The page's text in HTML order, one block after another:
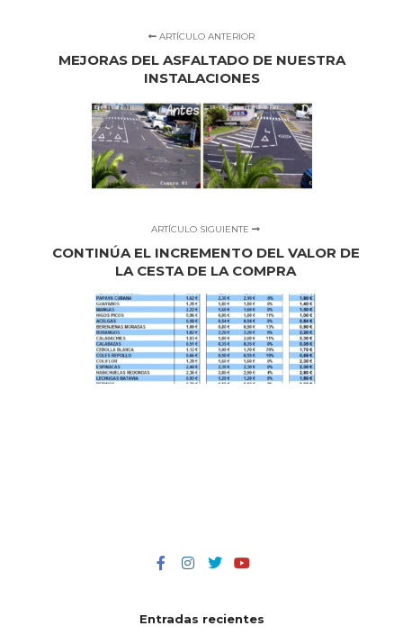
ARTÍCULO ANTERIOR
MEJORAS DEL ASFALTADO DE NUESTRA
INSTALACIONES
ARTÍCULO SIGUIENTE
CONTINÚA EL INCREMENTO DEL VALOR DE
LA CESTA DE LA COMPRA
Entradas recientes